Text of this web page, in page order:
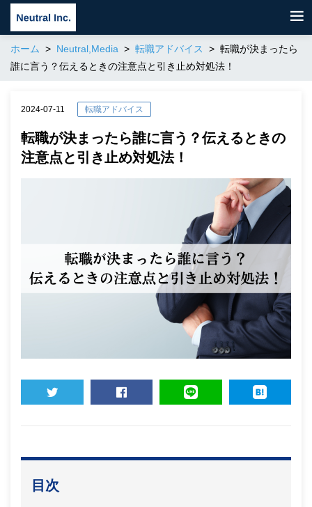
ホーム Neutral,Media 転職アドバイス
転職が決まったら
誰に言う？伝えるときの注意点と引き止め対処法！
2024-07-11 転職アドバイス
転職が決まったら誰に言う？伝えるときの
注意点と引き止め対処法！
目次